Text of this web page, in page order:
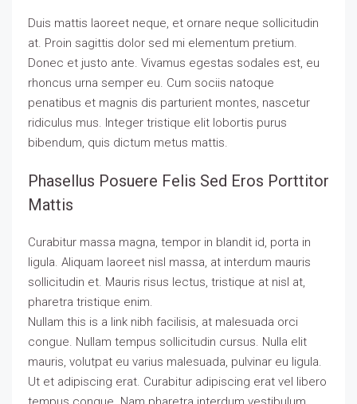
Duis mattis laoreet neque, et ornare neque sollicitudin
at. Proin sagittis dolor sed mi elementum pretium.
Donec et justo ante. Vivamus egestas sodales est, eu
rhoncus urna semper eu. Cum sociis natoque
penatibus et magnis dis parturient montes, nascetur
ridiculus mus. Integer tristique elit lobortis purus
bibendum, quis dictum metus mattis.
Phasellus Posuere Felis Sed Eros Porttitor
Mattis
Curabitur massa magna, tempor in blandit id, porta in
ligula. Aliquam laoreet nisl massa, at interdum mauris
sollicitudin et. Mauris risus lectus, tristique at nisl at,
pharetra tristique enim.
Nullam this is a link nibh facilisis, at malesuada orci
congue. Nullam tempus sollicitudin cursus. Nulla elit
mauris, volutpat eu varius malesuada, pulvinar eu ligula.
Ut et adipiscing erat. Curabitur adipiscing erat vel libero